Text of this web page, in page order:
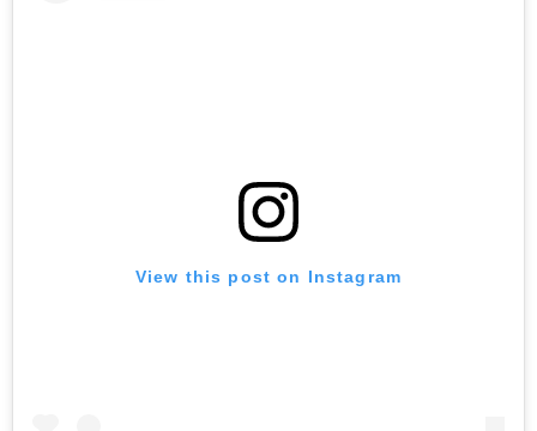
View this post on Instagram